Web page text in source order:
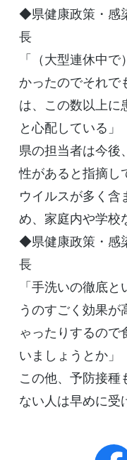
◆県健康政策・感
長
「（大型連休中
かったのでそれで
は、この数以上に
と心配している」
県の担当者は今後
性があると指摘し
ウイルスが多く含
め、家庭内や学校
◆県健康政策・感
長
「手洗いの徹底
うのすごく効果が
ゃったりするので
いましょうとか」
この他、予防接種
ない人は早めに受